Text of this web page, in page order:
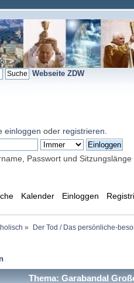
Webseite ZDW
einloggen oder registrieren
Passwort und Sitzungslänge
Kalender Einloggen
» Der Tod / Das persönliche-
Thema: Garabandal